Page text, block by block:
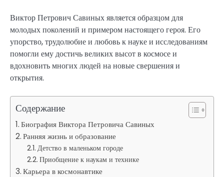
Виктор Петрович Савиных является образцом для
молодых поколений и примером настоящего героя. Его
упорство, трудолюбие и любовь к науке и исследованиям
помогли ему достичь великих высот в космосе и
вдохновить многих людей на новые свершения и
открытия.
Содержание
Биография Виктора Петровича Савиных
Ранняя жизнь и образование
Детство в маленьком городе
Приобщение к наукам и технике
Карьера в космонавтике